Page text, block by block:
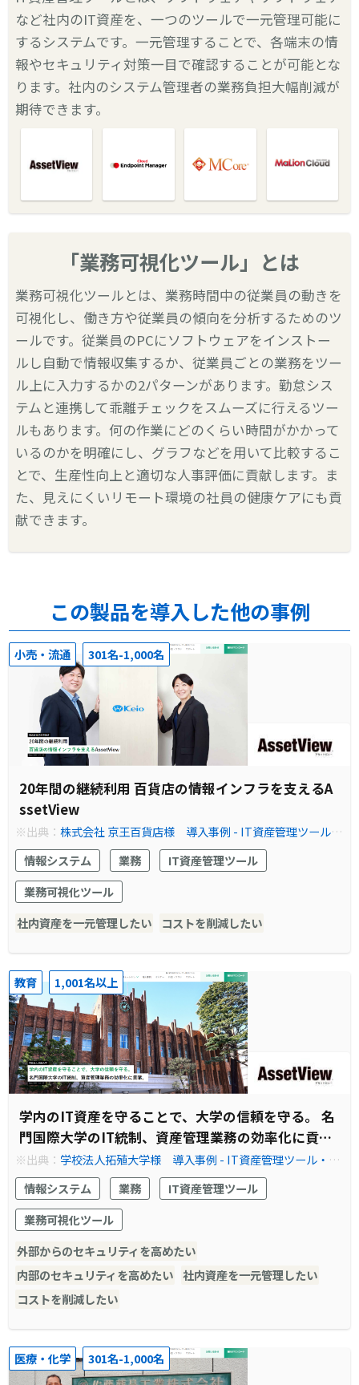
など社内のIT資産を、一つのツールで一元管理可能に
するシステムです。一元管理することで、各端末の情
報やセキュリティ対策一目で確認することが可能とな
ります。社内のシステム管理者の業務負担大幅削減が
期待できます。
「業務可視化ツール」とは
業務可視化ツールとは、業務時間中の従業員の動きを
可視化し、働き方や従業員の傾向を分析するためのツ
ールです。従業員のPCにソフトウェアをインストー
ルし自動で情報収集するか、従業員ごとの業務をツー
ル上に入力するかの2パターンがあります。勤怠シス
テムと連携して乖離チェックをスムーズに行えるツー
ルもあります。何の作業にどのくらい時間がかかって
いるのかを明確にし、グラフなどを用いて比較するこ
とで、生産性向上と適切な人事評価に貢献します。ま
た、見えにくいリモート環境の社員の健康ケアにも貢
献できます。
この製品を導入した他の事例
小売・流通 301名-1,000名
20年間の継続利用 百貨店の情報インフラを支えるA
ssetView
※出典：株式会社 京王百貨店様 導入事例 - IT資産管理ツール・
情報資産管理ソフトなら『AssetView』
情報システム 業務
IT資産管理ツール
業務可視化ツール
社内資産を一元管理したい
コストを削減したい
教育 1,001名以上
学内のIT資産を守ることで、大学の信頼を守る。 名
門国際大学のIT統制、資産管理業務の効率化に貢
献。
※出典： 学校法人拓殖大学様 導入事例 - IT資産管理ツール・情
報資産管理ソフトなら『AssetView』
情報システム 業務
IT資産管理ツール
業務可視化ツール
外部からのセキュリティを高めたい
内部のセキュリティを高めたい 社内資産を一元管理したい
コストを削減したい
医療・化学 301名-1,000名